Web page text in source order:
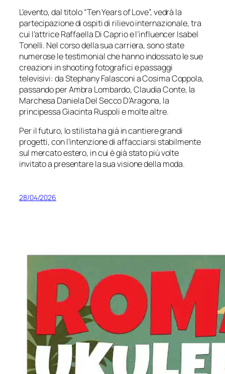
L’evento, dal titolo “Ten Years of Love”, vedrà la
partecipazione di ospiti di rilievo internazionale, tra
cui l’attrice Raffaella Di Caprio e l’influencer Isabel
Tonelli. Nel corso della sua carriera, sono state
numerose le testimonial che hanno indossato le sue
creazioni in shooting fotografici e passaggi
televisivi: da Stephany Falasconi a Cosima Coppola,
passando per Ambra Lombardo, Claudia Conte, la
Marchesa Daniela Del Secco D’Aragona, la
principessa Giacinta Ruspoli e molte altre.
Per il futuro, lo stilista ha già in cantiere grandi
progetti, con l’intenzione di affacciarsi stabilmente
sul mercato estero, in cui è già stato più volte
invitato a presentare la sua visione della moda.
28/04/2026